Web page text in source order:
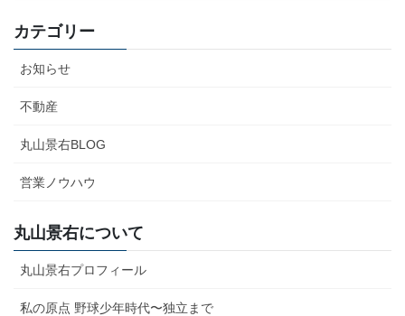
イ
カテゴリー
お知らせ
不動産
丸山景右BLOG
営業ノウハウ
丸山景右について
丸山景右プロフィール
私の原点 野球少年時代〜独立まで